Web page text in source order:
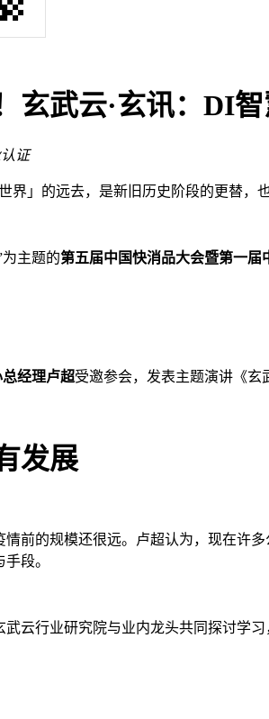
玄武云·玄讯：DI智
界」的远去，是新旧历史阶段的更替，
为主题的第五届中国快消品大会暨第一届
总经理卢超受邀参会，发表主题演讲《玄
发展
前的规模还很远。卢超认为，现在许
段。
武云行业研究院与业内龙头共同探讨